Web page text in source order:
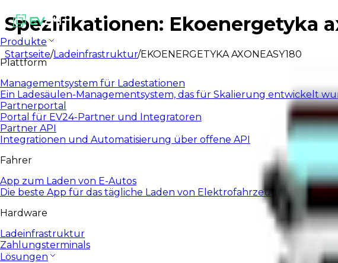
Produkte
Plattform
Managementsystem für Ladestationen
Ein Ladesäulen-Managementsystem, das für Skalierung entwickelt
Partnerportal
Portal für EV24-Partner und Integratoren
Partner API
Integrationen und Automatisierung über offene API
Fahrer
App zum Laden von E-Autos
Die beste App für das tägliche Laden von Elektrofahrzeugen.
Hardware
Ladeinfrastruktur
Zahlungsterminals
Lösungen
Spezifikationen: Ekoenergetyka
Startseite/Ladeinfrastruktur/EKOENERGETYKA AXONEASY180